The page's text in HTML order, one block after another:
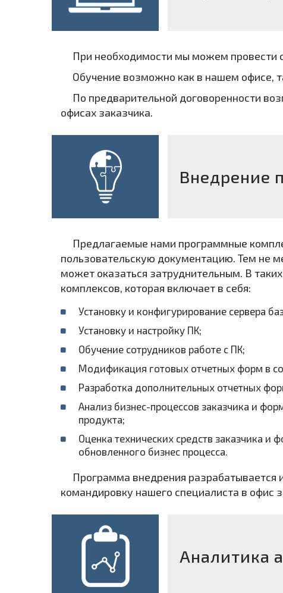
При необходимости мы можем провести
Обучение возможно как в нашем офисе,
По предварительной договоренности
офисах заказчика.
Внедрение
Предлагаемые нами программные
пользовательскую документацию. Тем не
может оказаться затруднительным. В
комплексов, которая включает в себя:
Установку и конфигурирование сервера
Установку и настройку ПК;
Обучение сотрудников работе с ПК;
Модификация готовых отчетных форм в
Разработка дополнительных отчетных
Анализ бизнес-процессов заказчика и
продукта;
Оценка технических средств заказчика
обновленного бизнес процесса.
Программа внедрения разрабатывается
командировку нашего специалиста в офис
Аналитика